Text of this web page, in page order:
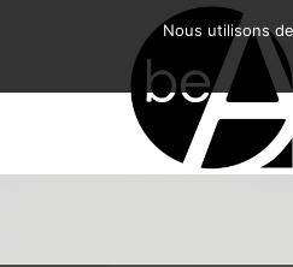
Nous utilisons